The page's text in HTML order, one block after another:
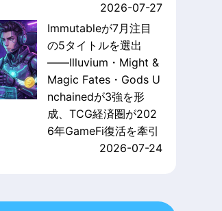
2026-07-27
Immutableが7月注目
の5タイトルを選出
——Illuvium・Might &
Magic Fates・Gods U
nchainedが3強を形
成、TCG経済圏が202
6年GameFi復活を牽引
2026-07-24